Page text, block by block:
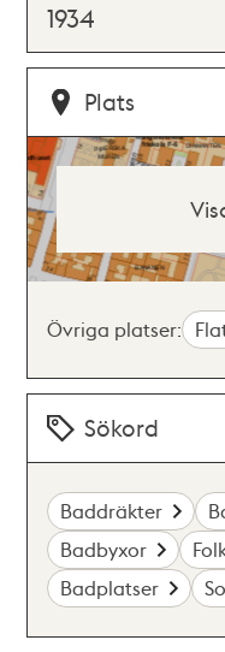
1934
Plats
Övriga platser:
Sökord
Baddräkter
Badbyxor
Badplatser